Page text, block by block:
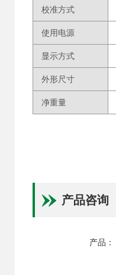
校准方式
使用电源
显示方式
外形尺寸
净重量
产品咨询
产品：